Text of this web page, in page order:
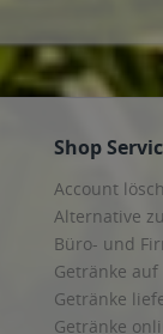
Harvestehude,
Hamburg
Altona-Nord,
Hamburg-Altstadt,
Hamburg Curslack
Bergedorf,
Spadenland,
Eißendorf,
Hamburg
Heimfeld, Hamburg
Shop
Account
Alternative
Büro- und
Getränke
Getränke
Getränke